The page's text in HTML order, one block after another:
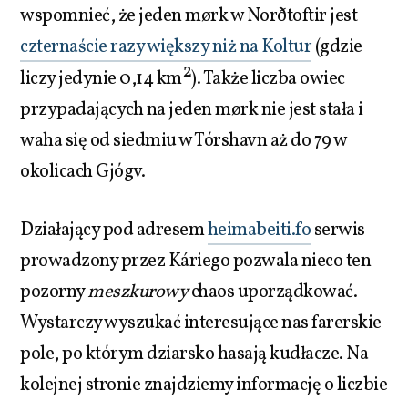
wspomnieć, że jeden mørk w Norðtoftir jest
czternaście razy większy niż na Koltur(gdzie
liczy jedynie 0,14 km2). Także liczba owiec
przypadających na jeden mørk nie jest stała i
waha się od siedmiu w Tórshavn aż do 79 w
okolicach Gjógv.
Działający pod adresemheimabeiti.foserwis
prowadzony przez Káriego pozwala nieco ten
pozornymeszkurowychaos uporządkować.
Wystarczy wyszukać interesujące nas farerskie
pole, po którym dziarsko hasają kudłacze. Na
kolejnej stronie znajdziemy informację o liczbie